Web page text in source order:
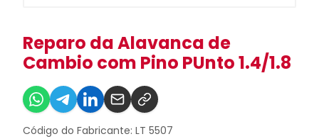
Reparo da Alavanca de
Cambio com Pino PUnto 1.4/1.8
Código do Fabricante: LT 5507